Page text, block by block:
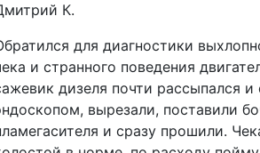
К.
для диагностики
и странного поведения
дизеля почти рассыпался
вырезали, поставили
и сразу прошили.